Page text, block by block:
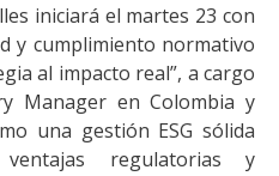
iniciará el martes 23 con
y cumplimiento normativo
al impacto real”, a cargo
Manager en Colombia y
una gestión ESG sólida
regulatorias y